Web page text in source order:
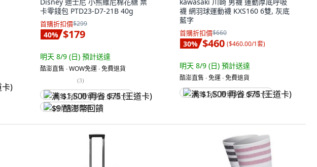
卡零錢包 PTD23-D7-21B 40g
首購折扣價$299
40% $179
明天 8/9 (日) 預計送達
酷澎直售 ∙ WOW免運 ∙ 免費退貨
(3)
满 $1,500 再省 $75 (王道卡)
$9 酷澎幣回饋
襪 網羽球運動襪 KXS160 6雙, 灰底
藍字
首購折扣價$660
30% $460 ($460.00/1套)
明天 8/9 (日) 預計送達
酷澎直售 ∙ 免運 ∙ 免費退貨
满 $1,500 再省 $75 (王道卡)